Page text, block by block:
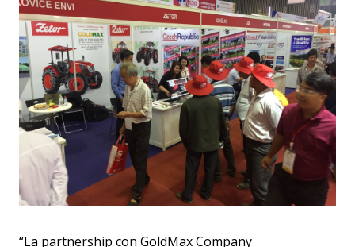
“La partnership con GoldMax Company